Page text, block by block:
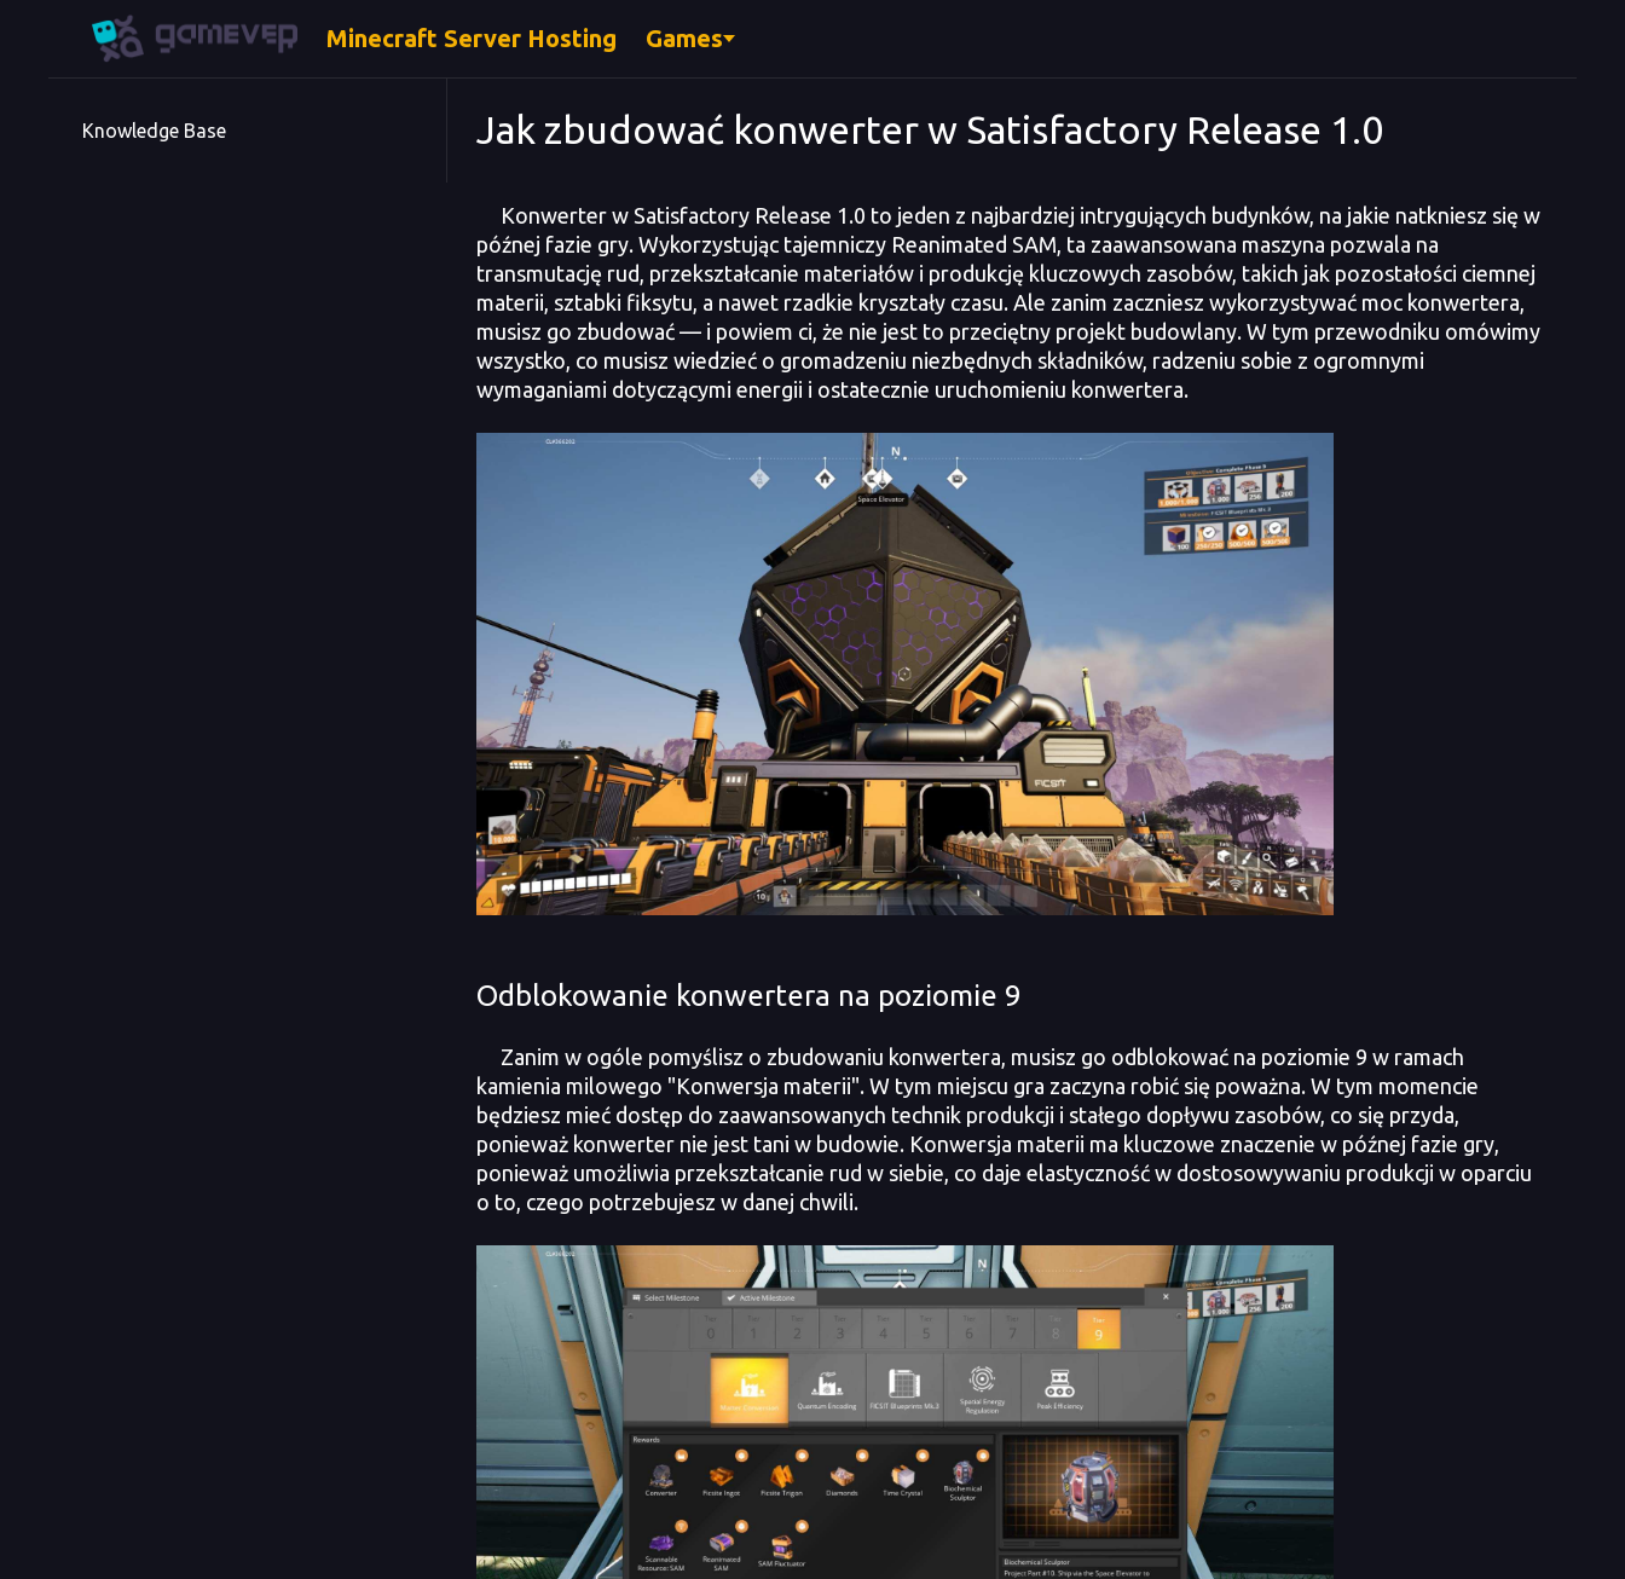
Minecraft Server Hosting Games
Knowledge Base Jak zbudować konwerter w Satisfactory Release 1.0
Konwerter w Satisfactory Release 1.0 to jeden z najbardziej intrygujących budynków, na jakie natkniesz się w
późnej fazie gry. Wykorzystując tajemniczy Reanimated SAM, ta zaawansowana maszyna pozwala na
transmutację rud, przekształcanie materiałów i produkcję kluczowych zasobów, takich jak pozostałości ciemnej
materii, sztabki fiksytu, a nawet rzadkie kryształy czasu. Ale zanim zaczniesz wykorzystywać moc konwertera,
musisz go zbudować — i powiem ci, że nie jest to przeciętny projekt budowlany. W tym przewodniku omówimy
wszystko, co musisz wiedzieć o gromadzeniu niezbędnych składników, radzeniu sobie z ogromnymi
wymaganiami dotyczącymi energii i ostatecznie uruchomieniu konwertera.
Odblokowanie konwertera na poziomie 9
Zanim w ogóle pomyślisz o zbudowaniu konwertera, musisz go odblokować na poziomie 9 w ramach
kamienia milowego "Konwersja materii". W tym miejscu gra zaczyna robić się poważna. W tym momencie
będziesz mieć dostęp do zaawansowanych technik produkcji i stałego dopływu zasobów, co się przyda,
ponieważ konwerter nie jest tani w budowie. Konwersja materii ma kluczowe znaczenie w późnej fazie gry,
ponieważ umożliwia przekształcanie rud w siebie, co daje elastyczność w dostosowywaniu produkcji w oparciu
o to, czego potrzebujesz w danej chwili.